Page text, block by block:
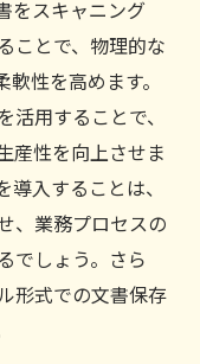
をスキャニング
ことで、物理的な
性を高めます。
用することで、
産性を向上させま
入することは、
、業務プロセスの
でしょう。さら
形式での文書保存